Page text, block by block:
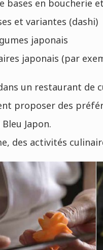
bases en boucherie
et variantes (dashi)
japonais
japonais (par
un restaurant de
proposer des
Japon.
des activités